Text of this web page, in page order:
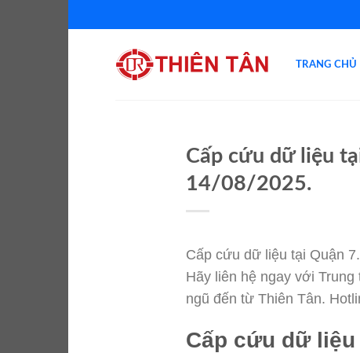
đến
TRANG CHỦ
Cấp cứu dữ liệu
14/08/2025.
Cấp cứu dữ liệu tại Quận
Hãy liên hệ ngay với
ngũ đến từ Thiên Tân.
Cấp cứu dữ liệu